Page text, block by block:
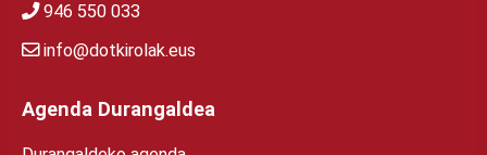
946 550 033
info@dotkirolak.eus
Agenda Durangaldea